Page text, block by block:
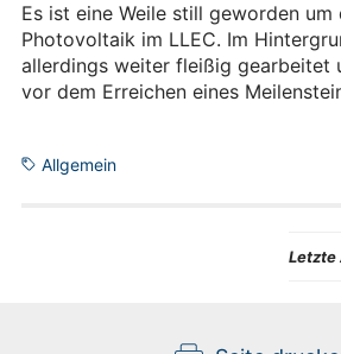
Es ist eine Weile still geworden um
Photovoltaik im LLEC. Im
allerdings weiter fleißig gearbeitet
vor dem Erreichen eines
Allgemein
Letzte